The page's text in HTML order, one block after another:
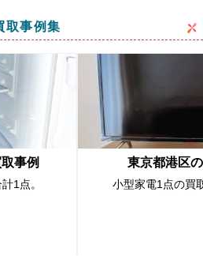
取事例集
事例
1点。
東京都港区
小型家電1点の買